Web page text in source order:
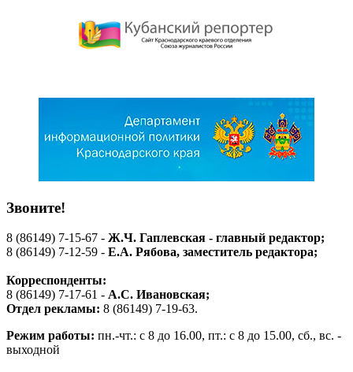
Звоните!
8 (86149) 7-15-67 - Ж.Ч. Гаплевская - главный редактор;
8 (86149) 7-12-59 - Е.А. Рябова, заместитель редактора;
Корреспонденты:
8 (86149) 7-17-61 - А.С. Ивановская;
Отдел рекламы: 8 (86149) 7-19-63.
Режим работы: пн.-чт.: с 8 до 16.00, пт.: с 8 до 15.00, сб., вс. -
выходной